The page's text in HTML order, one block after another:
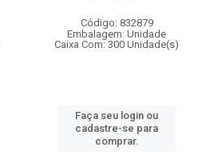
Código: 832879
Embalagem: Unidade
Caixa Com: 300 Unidade(s)
Faça seu login ou
cadastre-se para
comprar.